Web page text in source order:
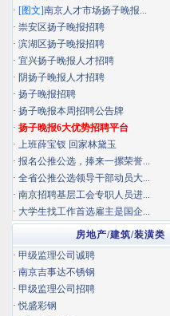
· [图文]南京人才市场扬子晚报...
· 崇安区扬子晚报招聘
· 滨湖区扬子晚报招聘
· 宜兴扬子晚报人才招聘
· 阴扬子晚报人才招聘
· 扬子晚报招聘
· 扬子晚报本周招聘公告牌
· 扬子晚报6大优势招聘平台
· 上班薛宝钗 回家林黛玉
· 报名公推公选，捧来一摞荣誉...
· 全省公推公选领导干部动员大...
· 南京招聘基层工会专职人员进...
· 大学生找工作首选雇主是国企...
房地产/建筑/装潢类
· 甲级监理公司诚聘
· 南京吉事达不锈钢
· 甲级监理公司招聘
·悦盛彩钢